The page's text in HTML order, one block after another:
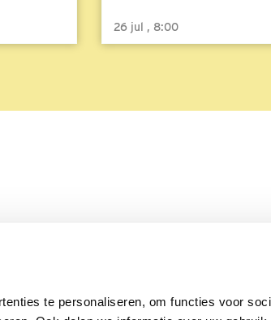
te personaliseren, om functies voor
26 jul , 8:00